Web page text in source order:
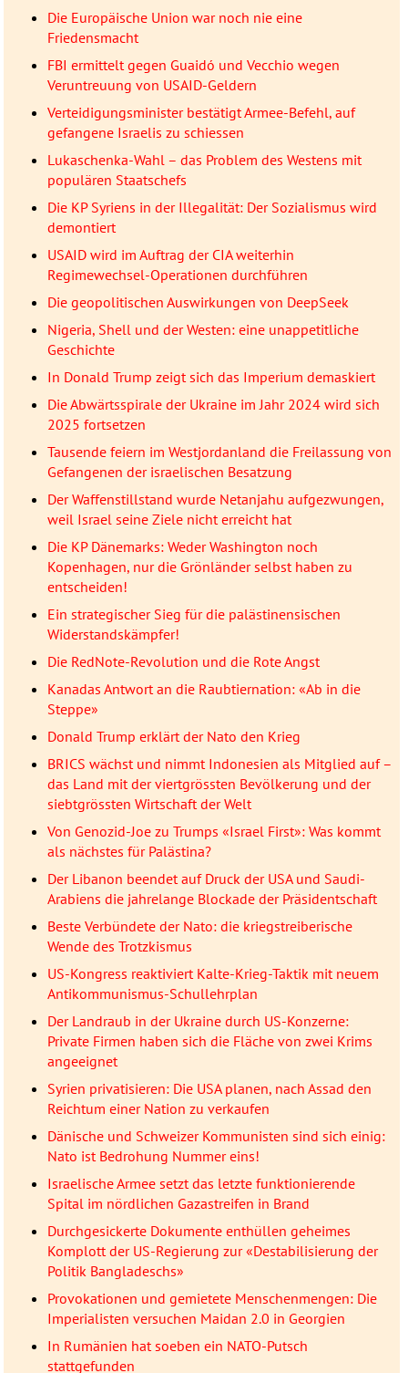
Die Europäische Union war noch nie eine
Friedensmacht
FBI ermittelt gegen Guaidó und Vecchio wegen
Veruntreuung von USAID-Geldern
Verteidigungsminister bestätigt Armee-Befehl, auf
gefangene Israelis zu schiessen
Lukaschenka-Wahl – das Problem des Westens mit
populären Staatschefs
Die KP Syriens in der Illegalität: Der Sozialismus wird
demontiert
USAID wird im Auftrag der CIA weiterhin
Regimewechsel-Operationen durchführen
Die geopolitischen Auswirkungen von DeepSeek
Nigeria, Shell und der Westen: eine unappetitliche
Geschichte
In Donald Trump zeigt sich das Imperium demaskiert
Die Abwärtsspirale der Ukraine im Jahr 2024 wird sich
2025 fortsetzen
Tausende feiern im Westjordanland die Freilassung von
Gefangenen der israelischen Besatzung
Der Waffenstillstand wurde Netanjahu aufgezwungen,
weil Israel seine Ziele nicht erreicht hat
Die KP Dänemarks: Weder Washington noch
Kopenhagen, nur die Grönländer selbst haben zu
entscheiden!
Ein strategischer Sieg für die palästinensischen
Widerstandskämpfer!
Die RedNote-Revolution und die Rote Angst
Kanadas Antwort an die Raubtiernation: «Ab in die
Steppe»
Donald Trump erklärt der Nato den Krieg
BRICS wächst und nimmt Indonesien als Mitglied auf –
das Land mit der viertgrössten Bevölkerung und der
siebtgrössten Wirtschaft der Welt
Von Genozid-Joe zu Trumps «Israel First»: Was kommt
als nächstes für Palästina?
Der Libanon beendet auf Druck der USA und Saudi-
Arabiens die jahrelange Blockade der Präsidentschaft
Beste Verbündete der Nato: die kriegstreiberische
Wende des Trotzkismus
US-Kongress reaktiviert Kalte-Krieg-Taktik mit neuem
Antikommunismus-Schullehrplan
Der Landraub in der Ukraine durch US-Konzerne:
Private Firmen haben sich die Fläche von zwei Krims
angeeignet
Syrien privatisieren: Die USA planen, nach Assad den
Reichtum einer Nation zu verkaufen
Dänische und Schweizer Kommunisten sind sich einig:
Nato ist Bedrohung Nummer eins!
Israelische Armee setzt das letzte funktionierende
Spital im nördlichen Gazastreifen in Brand
Durchgesickerte Dokumente enthüllen geheimes
Komplott der US-Regierung zur «Destabilisierung der
Politik Bangladeschs»
Provokationen und gemietete Menschenmengen: Die
Imperialisten versuchen Maidan 2.0 in Georgien
In Rumänien hat soeben ein NATO-Putsch
stattgefunden